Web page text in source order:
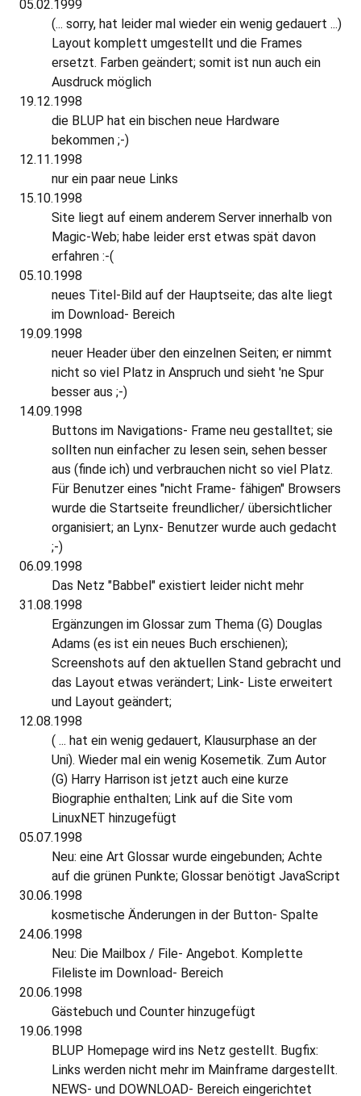
05.02.1999
(... sorry, hat leider mal wieder ein wenig gedauert ...)
Layout komplett umgestellt und die Frames
ersetzt. Farben geändert; somit ist nun auch ein
Ausdruck möglich
19.12.1998
die BLUP hat ein bischen neue Hardware
bekommen ;-)
12.11.1998
nur ein paar neue Links
15.10.1998
Site liegt auf einem anderem Server innerhalb von
Magic-Web; habe leider erst etwas spät davon
erfahren :-(
05.10.1998
neues Titel-Bild auf der Hauptseite; das alte liegt
im Download- Bereich
19.09.1998
neuer Header über den einzelnen Seiten; er nimmt
nicht so viel Platz in Anspruch und sieht 'ne Spur
besser aus ;-)
14.09.1998
Buttons im Navigations- Frame neu gestalltet; sie
sollten nun einfacher zu lesen sein, sehen besser
aus (finde ich) und verbrauchen nicht so viel Platz.
Für Benutzer eines "nicht Frame- fähigen" Browsers
wurde die Startseite freundlicher/ übersichtlicher
organisiert; an Lynx- Benutzer wurde auch gedacht
;-)
06.09.1998
Das Netz "Babbel" existiert leider nicht mehr
31.08.1998
Ergänzungen im Glossar zum Thema (G) Douglas
Adams (es ist ein neues Buch erschienen);
Screenshots auf den aktuellen Stand gebracht und
das Layout etwas verändert; Link- Liste erweitert
und Layout geändert;
12.08.1998
( ... hat ein wenig gedauert, Klausurphase an der
Uni). Wieder mal ein wenig Kosemetik. Zum Autor
(G) Harry Harrison ist jetzt auch eine kurze
Biographie enthalten; Link auf die Site vom
LinuxNET hinzugefügt
05.07.1998
Neu: eine Art Glossar wurde eingebunden; Achte
auf die grünen Punkte; Glossar benötigt JavaScript
30.06.1998
kosmetische Änderungen in der Button- Spalte
24.06.1998
Neu: Die Mailbox / File- Angebot. Komplette
Fileliste im Download- Bereich
20.06.1998
Gästebuch und Counter hinzugefügt
19.06.1998
BLUP Homepage wird ins Netz gestellt. Bugfix:
Links werden nicht mehr im Mainframe dargestellt.
NEWS- und DOWNLOAD- Bereich eingerichtet